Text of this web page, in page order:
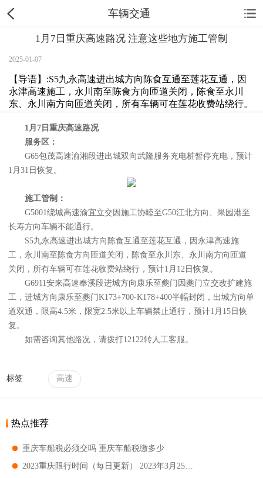
车辆交通
1月7日重庆高速路况 注意这些地方施工管制
2025-01-07
【导语】:S5九永高速进出城方向陈食互通至莲花互通，因
永津高速施工，永川南至陈食方向匝道关闭，陈食至永川
东、永川南方向匝道关闭，所有车辆可在莲花收费站绕行。
1月7日重庆高速路况
服务区：
G65包茂高速渝湘段进出城双向武隆服务充电桩暂停充电，预计
1月31日恢复。
施工管制：
G5001绕城高速渝宜立交因施工协睦至G50江北方向、果园港至
长寿方向车辆不能通行。
S5九永高速进出城方向陈食互通至莲花互通，因永津高速施
工，永川南至陈食方向匝道关闭，陈食至永川东、永川南方向匝道
关闭，所有车辆可在莲花收费站绕行，预计1月12日恢复。
G6911安来高速奉溪段进城方向康乐至夔门因夔门立交改扩建施
工，进城方向康乐至夔门K173+700-K178+400半幅封闭，出城方向单
道双通，限高4.5米，限宽2.5米以上车辆禁止通行，预计1月15日恢
复。
如需咨询其他路况，请拨打12122转人工客服。
标签 高速
热点推荐
重庆车船税必须交吗 重庆车船税缴多少